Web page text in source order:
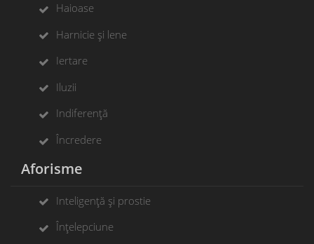
Haioase
Harnicie și lene
Iertare
Iluzii
Indiferență
Încredere
Aforisme
Inteligență și prostie
Înțelepciune